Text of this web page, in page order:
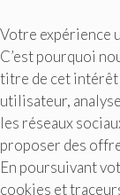
Votre expérience
C’est pourquoi
titre de cet
utilisateur,
les réseaux
proposer des
En poursuivant
cookies et